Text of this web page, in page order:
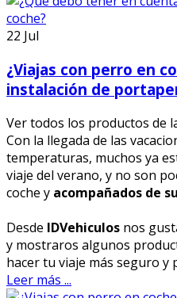
22 Jul
¿Viajas con perro en
instalación de
Ver todos los productos de
Con la llegada de las
temperaturas, muchos ya
viaje del verano, y no son
coche y acompañados de
Desde IDVehiculos nos
y mostraros algunos
hacer tu viaje más seguro y
Leer más ...